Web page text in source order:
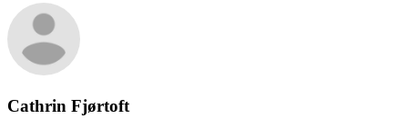
Cathrin Fjørtoft